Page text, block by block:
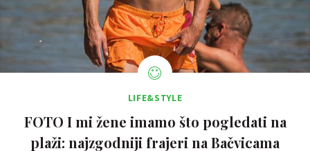
LIFE&STYLE
FOTO I mi žene imamo što pogledati na
plaži: najzgodniji frajeri na Bačvicama